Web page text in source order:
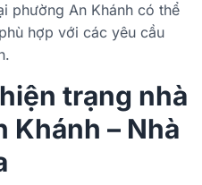
phường An Khánh có thể
hợp với các yêu cầu
trạng nhà
Khánh – Nhà